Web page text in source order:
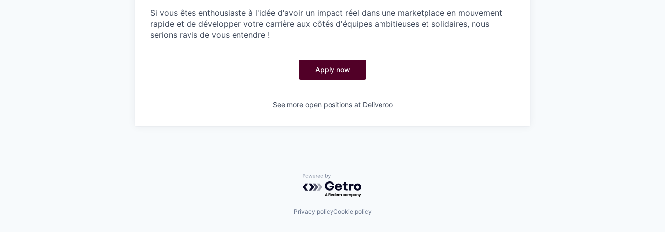
Si vous êtes enthousiaste à l'idée d'avoir un impact réel dans une marketplace en mouvement
rapide et de développer votre carrière aux côtés d'équipes ambitieuses et solidaires, nous
serions ravis de vous entendre !
Apply now
See more open positions at Deliveroo
Powered by Getro.com
Privacy policyCookie policy